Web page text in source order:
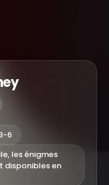
6
les énigmes
disponibles en